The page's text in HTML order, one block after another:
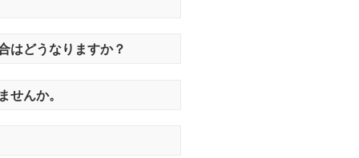
はどうなりますか？
んか。